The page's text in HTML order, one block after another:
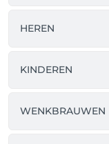
HEREN
KINDEREN
WENKBRAUWEN